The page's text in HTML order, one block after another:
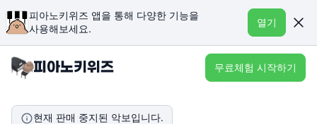
피아노키위즈 앱을 통해 다양한 기능을
사용해보세요.
열기
무료체험 시작하기
현재 판매 중지된 악보입니다.